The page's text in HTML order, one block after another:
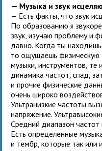
— Музыка и звук
— Есть факты, что звук
По образованию я
звук, изучаю проблему и
давно. Когда ты
то ощущаешь физическую
музыки, инструментов, те
динамика частот, спад,
и прочие физические
очень широко
Ультранизкие частоты
напряжение.
Средний диапазон частот
Есть определенные
и тембр, которые так или